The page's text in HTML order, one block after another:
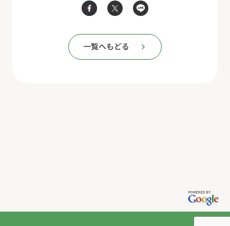
一覧へもどる